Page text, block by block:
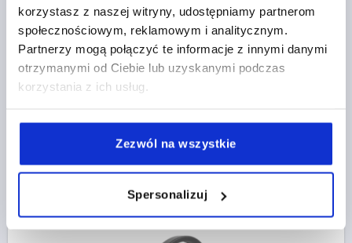
korzystasz z naszej witryny, udostępniamy partnerom
społecznościowym, reklamowym i analitycznym.
Partnerzy mogą połączyć te informacje z innymi danymi
otrzymanymi od Ciebie lub uzyskanymi podczas
korzystania z ich usług.
Zezwól na wszystkie
Spersonalizuj
KOLOR KORPUSU=CZARNY
ŚREDNICA ZEWNĘTRZNA=160
OTWÓR MONTAŻOWY=16
FORMA=A
TYP FORMY=Z OTWOREM POPRZECZNYM
D3=36
L1=20
WYSOKOŚĆ=40
plus koszty wysyłki
K1523